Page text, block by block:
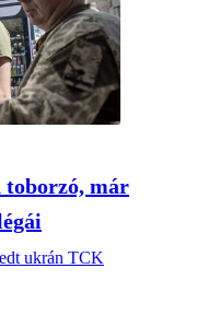
toborzó, már
ukrán TCK